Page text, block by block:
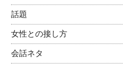
話題
女性との接し方
会話ネタ